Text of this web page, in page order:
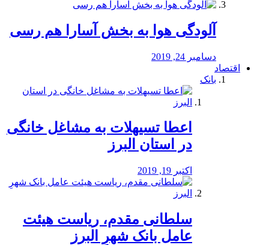
آلودگی هوا به بخش آسارا هم رسی
دسامبر 24, 2019
اقتصاد
بانک
️اعطا تسیهلات به مشاغل خانگی
در استان البرز
اکتبر 19, 2019
سلطانی مقدم، ریاست هیئت
عامل بانک شهرِ البرز